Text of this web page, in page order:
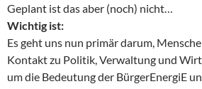
Geplant ist das aber (noch) nicht…
Wichtig ist:
Es geht uns nun primär darum,
Kontakt zu Politik, Verwaltung und
um die Bedeutung der BürgerEnergiE